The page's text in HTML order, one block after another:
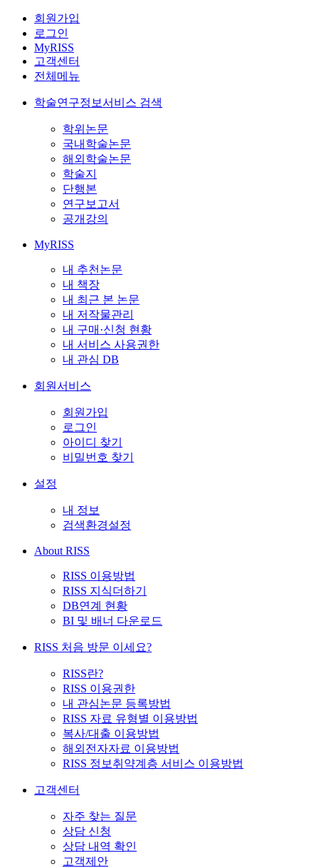
회원가입
로그인
MyRISS
고객센터
전체메뉴
학술연구정보서비스 검색
학위논문
국내학술논문
해외학술논문
학술지
단행본
연구보고서
공개강의
MyRISS
내 추천논문
내 책장
내 최근 본 논문
내 저작물관리
내 구매·신청 현황
내 서비스 사용권한
내 관심 DB
회원서비스
회원가입
로그인
아이디 찾기
비밀번호 찾기
설정
내 정보
검색환경설정
About RISS
RISS 이용방법
RISS 지식더하기
DB연계 현황
BI 및 배너 다운로드
RISS 처음 방문 이세요?
RISS란?
RISS 이용권한
내 관심논문 등록방법
RISS 자료 유형별 이용방법
복사/대출 이용방법
해외전자자료 이용방법
RISS 정보취약계층 서비스 이용방법
고객센터
자주 찾는 질문
상담 신청
상담 내역 확인
고객제안